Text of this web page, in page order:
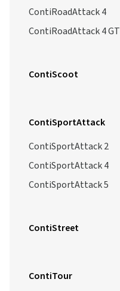
ContiRoadAttack 4
ContiRoadAttack 4 GT
ContiScoot
ContiSportAttack
ContiSportAttack 2
ContiSportAttack 4
ContiSportAttack 5
ContiStreet
ContiTour